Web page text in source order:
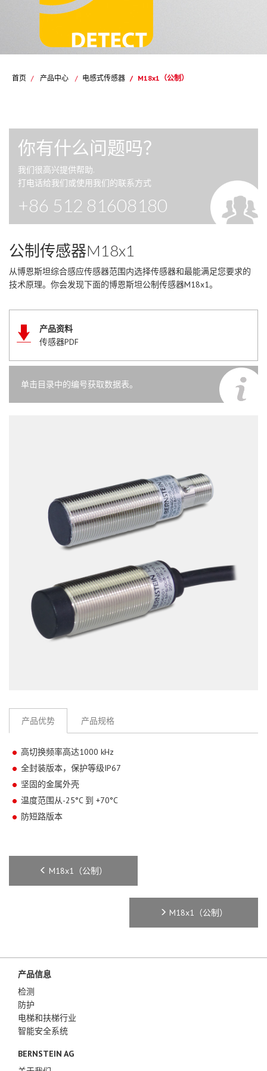
首页 / 产品中心 / 电感式传感器 / M18x1（公制）
你有什么问题吗？
我们很高兴提供帮助.
打电话给我们或使用我们的联系方式
+86 512 81608180
公制传感器M18x1
从博恩斯坦综合感应传感器范围内选择传感器和最能满足您要求的
技术原理。你会发现下面的博恩斯坦公制传感器M18x1。
产品资料
传感器PDF
单击目录中的编号获取数据表。
产品优势 产品规格
高切换频率高达1000 kHz
全封装版本，保护等级IP67
坚固的金属外壳
温度范围从-25°C 到 +70°C
防短路版本
M18x1（公制）
M18x1（公制）
产品信息
检测
防护
电梯和扶梯行业
智能安全系统
BERNSTEIN AG